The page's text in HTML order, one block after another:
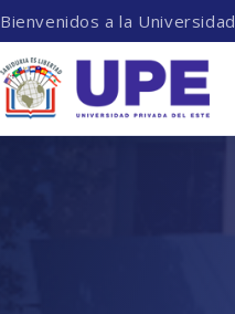
Bienvenidos a la